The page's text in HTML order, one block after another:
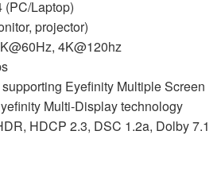
(PC/Laptop)
projector)
4K@120hz
Eyefinity Multiple Screen
Multi-Display technology
HDCP 2.3, DSC 1.2a, Dolby 7.1